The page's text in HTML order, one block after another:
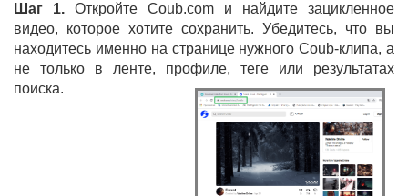
Шаг 1. Откройте Coub.com и найдите зацикленное
видео, которое хотите сохранить. Убедитесь, что вы
находитесь именно на странице нужного Coub-клипа, а
не только в ленте, профиле, теге или результатах
поиска.